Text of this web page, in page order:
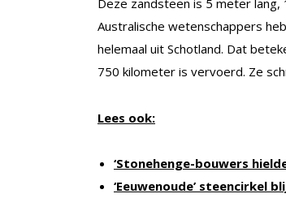
Australische wetenschappers
helemaal uit Schotland. Dat
750 kilometer is vervoerd. Ze
Lees ook:
‘Stonehenge-bouwers
‘Eeuwenoude’ steencirkel